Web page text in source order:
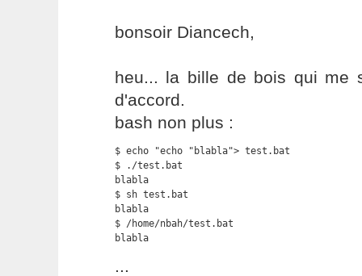
bonsoir Diancech,
heu... la bille de bois qui me
d'accord.
bash non plus :
$ echo "echo "blabla"> test.bat
$ ./test.bat
blabla
$ sh test.bat
blabla
$ /home/nbah/test.bat
blabla
...